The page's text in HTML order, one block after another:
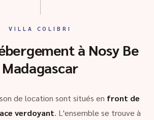
VILLA COLIBRI
à Nosy Be
Madagascar
de location sont situés en front de
verdoyant. L'ensemble se trouve à